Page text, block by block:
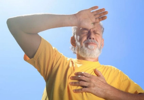
DÜNYA
EĞİTİM
EKONOMİ
Eleman